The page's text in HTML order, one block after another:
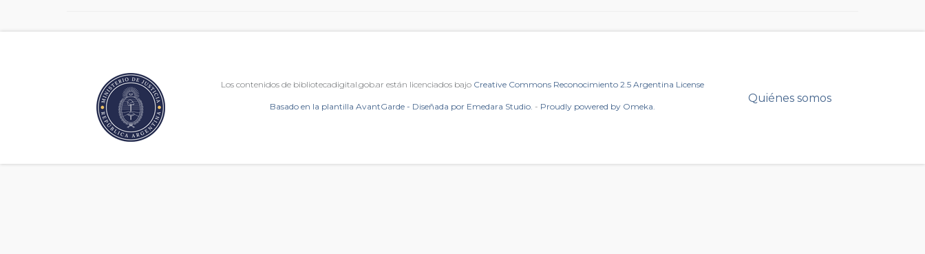
Los contenidos de bibliotecadigital.gob.ar están licenciados bajo Creative Commons Reconocimiento 2.5 Argentina License
Basado en la plantilla AvantGarde - Diseñada por Emedara Studio. - Proudly powered by Omeka.
Quiénes somos